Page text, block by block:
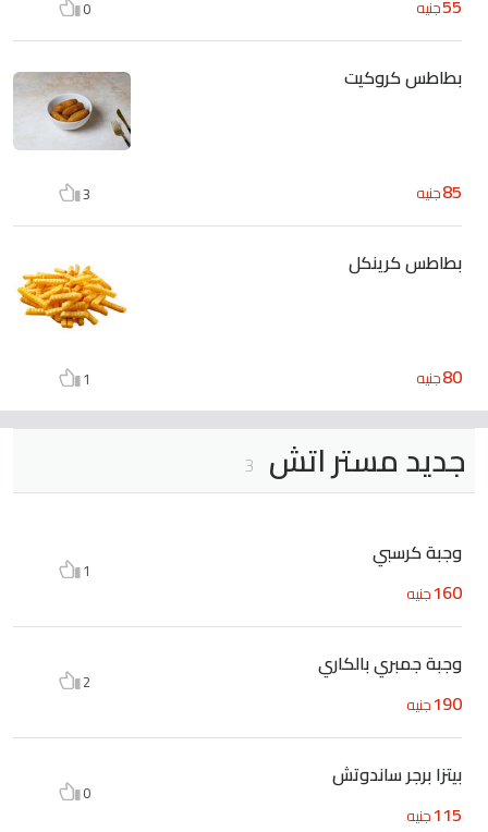
جنيه 0
بطاطس كروكيت
85جنيه 3
بطاطس كرينكل
80جنيه 1
جديد مستر اتش 3
وجبة كرسبي
160جنيه
1
وجبة جمبري بالكاري
190جنيه
2
بيتزا برجر ساندوتش
115جنيه
0